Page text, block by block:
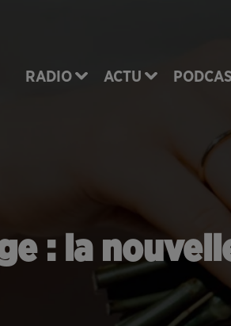
RADIO ACTU
: la